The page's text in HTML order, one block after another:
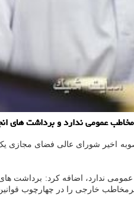
عمومی ندارد و برداشت های
اخیر شورای عالی فضای مجازی
ندارد، اضافه کرد: برداشت
خارجی را در چهارچوب